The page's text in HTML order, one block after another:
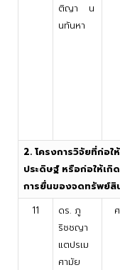
ติญา น
นทันหา
2. โครงการวิจัยที่ก่อ
ประดิษฐ์ หรือก่อให้เกิ
การยื่นของจดทรัพย์
11
ดร. ภู
ริชชญา
แตปรเม
ศามัย